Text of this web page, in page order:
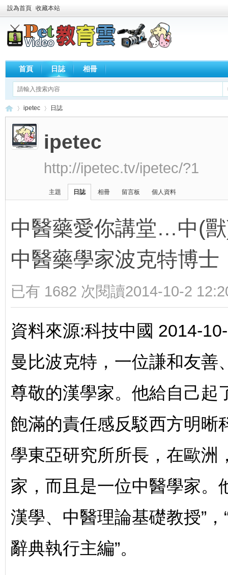
設為首頁 收藏本站
首頁 日誌 相冊
›
ipetec 日誌
ipetec
http://ipetec.tv/ipetec/?1
主題 日誌 相冊 留言板 個人資料
中醫藥愛你講堂…中(
中醫藥學家波克特博士
已有 1682 次閱讀2014-10-2
資料來源:科技中國 2014-
曼比波克特，一位謙和友善
尊敬的漢學家。他給自己起
飽滿的責任感反駁西方明晰
學東亞研究所所長，在歐洲
家，而且是一位中醫學家。
漢學、中醫理論基礎教授”
辭典執行主編”。